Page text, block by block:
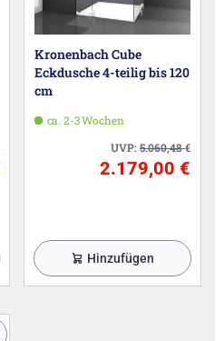
Kronenbach Cube
Eckdusche 4-teilig bis 120
cm
ca. 2-3 Wochen
UVP:5.060,48€
2.179,00 €
Hinzufügen